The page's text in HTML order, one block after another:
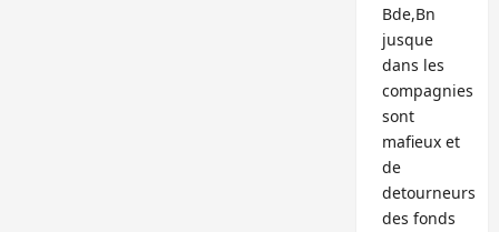
Bde,Bn
jusque
dans les
compagnies
sont
mafieux et
de
detourneurs
des fonds